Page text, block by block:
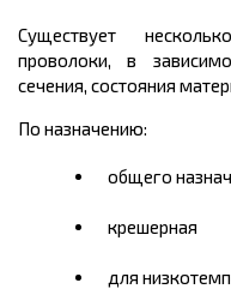
Существует
проволоки, в
сечения, состояния
По назначению:
общего
крешерная
для